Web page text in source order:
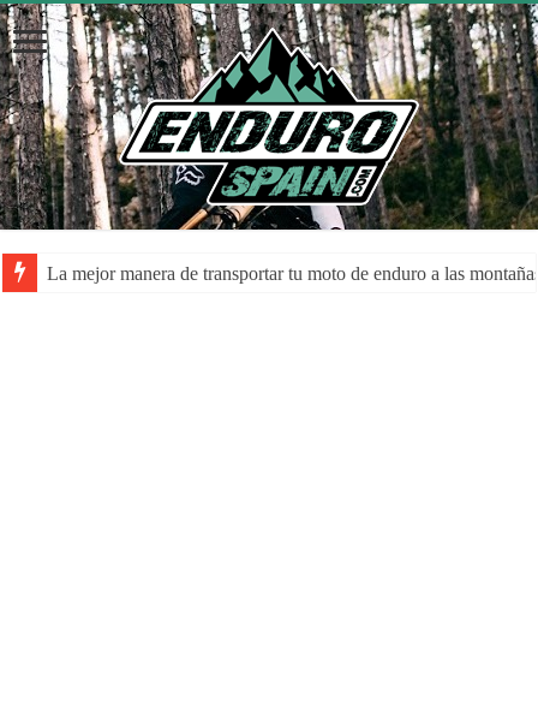
La mejor manera de transportar tu moto de enduro a las